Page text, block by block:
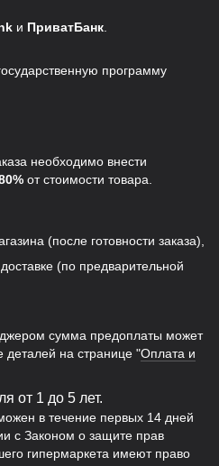
и ПриватБанк
программу
необходимо внести
от стоимости товара.
(после готовности заказа),
(по предварительной
сумма предоплаты может
на странице "Оплата и
от 1 до 5 лет.
в течение первых 14 дней
с Законом о защите прав
гипермаркета имеют право